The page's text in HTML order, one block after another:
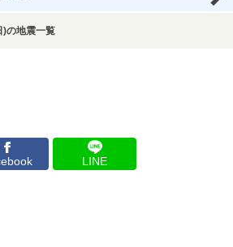
の地震一覧
LINE